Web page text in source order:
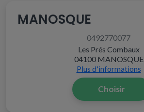
MANOSQUE
0492770077
Les Prés Combaux
04100 MANOSQUE
Plus d'informations
Choisir